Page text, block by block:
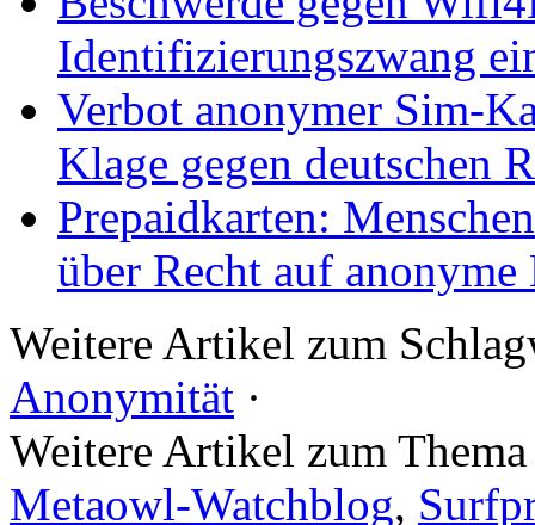
Identifizierungszwang
Verbot anonymer Sim-
Klage gegen deutschen
Prepaidkarten:
über Recht auf
Weitere Artikel zum
Anonymität ·
Weitere Artikel zum
Metaowl-Watchblog,